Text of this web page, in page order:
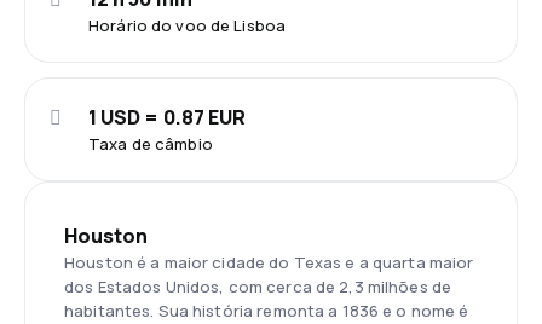
Horário do voo de Lisboa
Taxa de câmbio
1 USD = 0.87 EUR
Houston
Houston é a maior cidade do Texas e a quarta maior
dos Estados Unidos, com cerca de 2,3 milhões de
habitantes. Sua história remonta a 1836 e o nome é